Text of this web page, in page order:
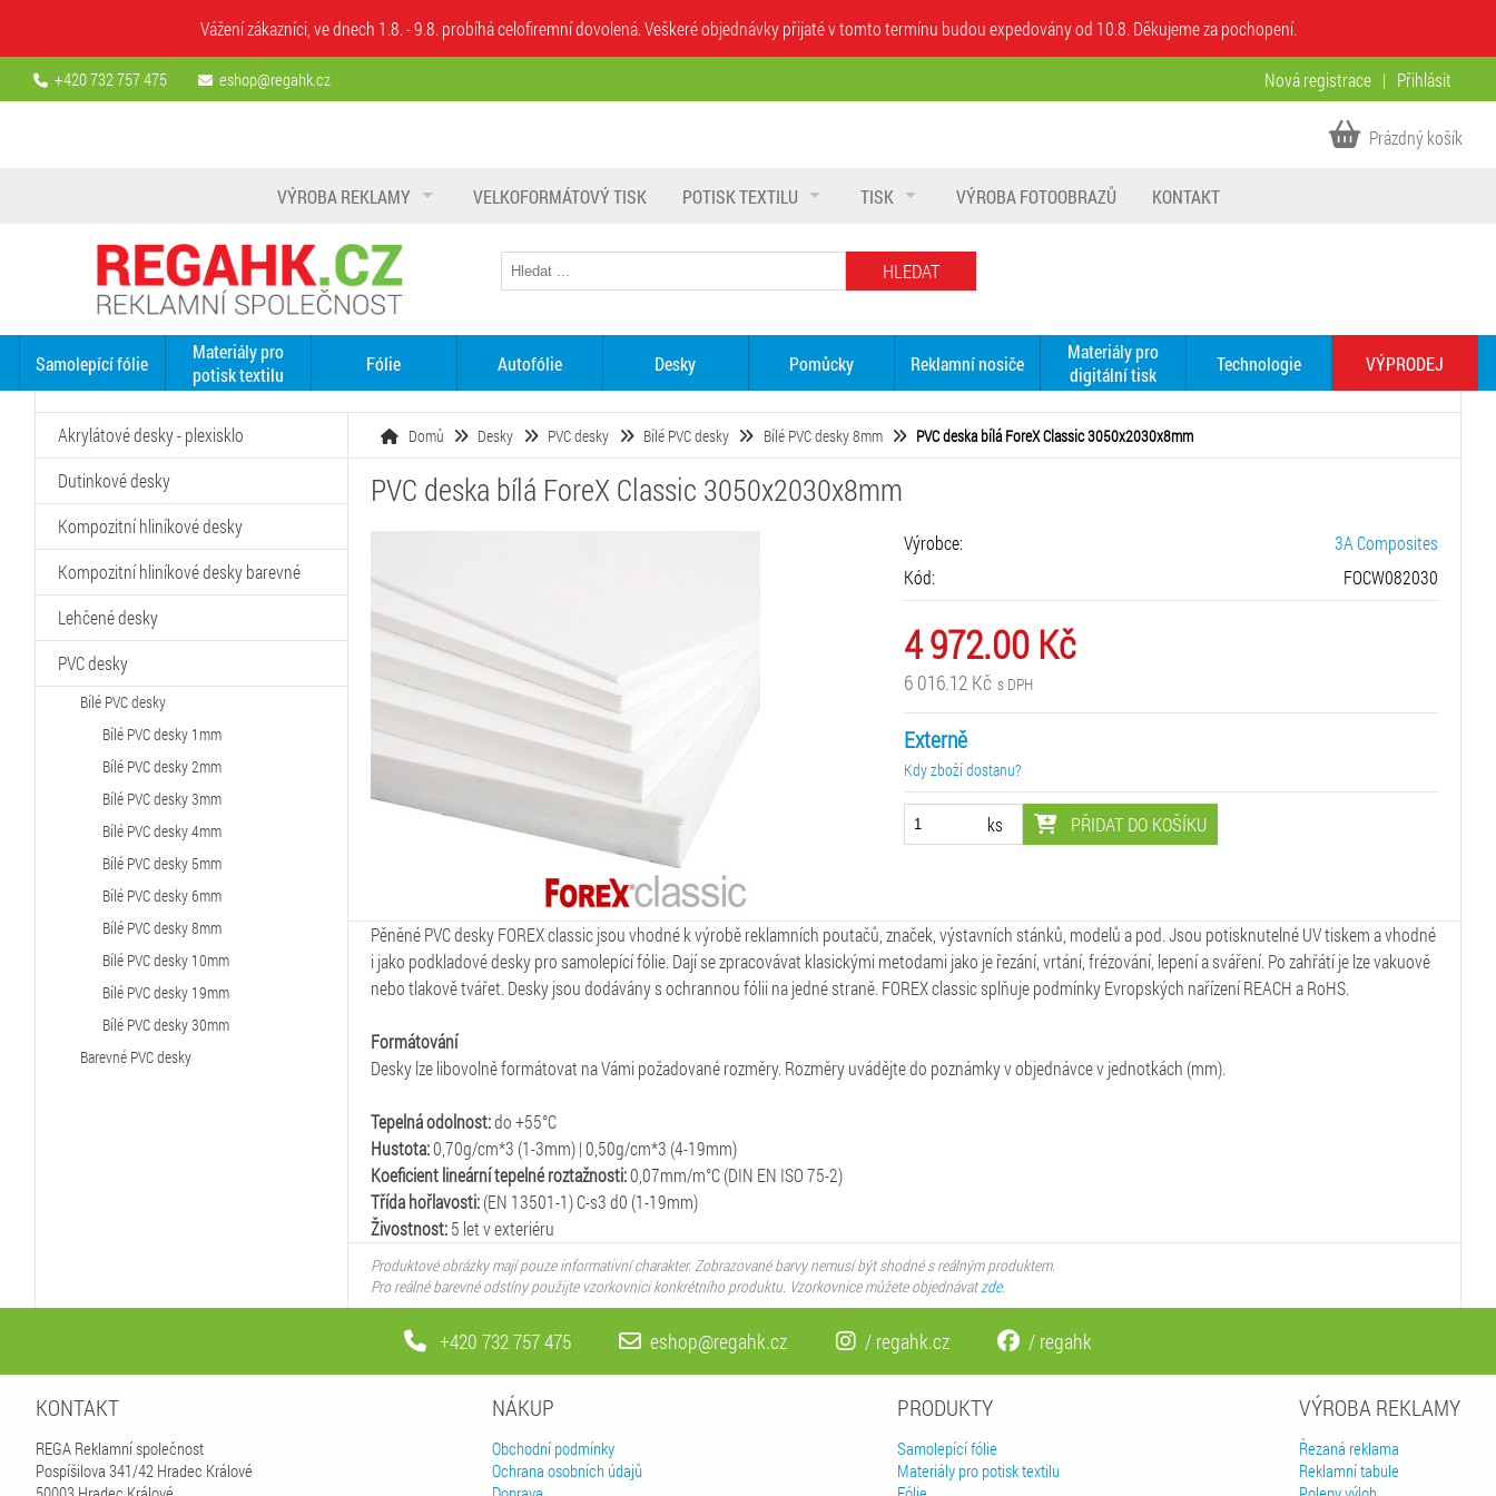
Vážení zákazníci, ve dnech 1.8. - 9.8. probíhá celofiremní dovolená. Veškeré objednávky přijaté v tomto termínu budou expedovány od 10.8. Děkujeme za pochopení.
+420 732 757 475 eshop@regahk.cz Nová registrace | Přihlásit
Prázdný košík
VÝROBA REKLAMY VELKOFORMÁTOVÝ TISK POTISK TEXTILU TISK VÝROBA FOTOOBRAZŮ KONTAKT
HLEDAT
Samolepící fólie
Materiály pro
potisk textilu
Fólie Autofólie Desky Pomůcky Reklamní nosiče
Materiály pro
digitální tisk
Technologie VÝPRODEJ
Akrylátové desky - plexisklo
Dutinkové desky
Kompozitní hliníkové desky
Kompozitní hliníkové desky barevné
Lehčené desky
PVC desky
Bílé PVC desky
Bílé PVC desky 1mm
Bílé PVC desky 2mm
Bílé PVC desky 3mm
Bílé PVC desky 4mm
Bílé PVC desky 5mm
Bílé PVC desky 6mm
Bílé PVC desky 8mm
Bílé PVC desky 10mm
Bílé PVC desky 19mm
Bílé PVC desky 30mm
Barevné PVC desky
Domů Desky PVC desky Bílé PVC desky Bílé PVC desky 8mm PVC deska bílá ForeX Classic 3050x2030x8mm
PVC deska bílá ForeX Classic 3050x2030x8mm
Výrobce:
3A Composites
Kód:
FOCW082030
4 972.00 Kč
6 016.12 Kč s DPH
Externě
Kdy zboží dostanu?
ks PŘIDAT DO KOŠÍKU
Pěněné PVC desky FOREX classic jsou vhodné k výrobě reklamních poutačů, značek, výstavních stánků, modelů a pod. Jsou potisknutelné UV tiskem a vhodné
i jako podkladové desky pro samolepící fólie. Dají se zpracovávat klasickými metodami jako je řezání, vrtání, frézování, lepení a sváření. Po zahřátí je lze vakuově
nebo tlakově tvářet. Desky jsou dodávány s ochrannou fólii na jedné straně. FOREX classic splňuje podmínky Evropských nařízení REACH a RoHS.
Formátování
Desky lze libovolně formátovat na Vámi požadované rozměry. Rozměry uvádějte do poznámky v objednávce v jednotkách (mm).
Tepelná odolnost:do +55°C
Hustota:0,70g/cm*3 (1-3mm) | 0,50g/cm*3 (4-19mm)
Koeficient lineární tepelné roztažnosti:0,07mm/m°C (DIN EN ISO 75-2)
Třída hořlavosti:(EN 13501-1) C-s3 d0 (1-19mm)
Živostnost:5 let v exteriéru
Produktové obrázky mají pouze informativní charakter. Zobrazované barvy nemusí být shodné s reálným produktem.
Pro reálné barevné odstíny použijte vzorkovnici konkrétního produktu. Vzorkovnice můžete objednávatzde.
+420 732 757 475 eshop@regahk.cz / regahk.cz / regahk
KONTAKT
REGA Reklamní společnost
Pospíšilova 341/42 Hradec Králové
NÁKUP
Obchodní podmínky
Ochrana osobních údajů
PRODUKTY
Samolepící fólie
Materiály pro potisk textilu
VÝROBA REKLAMY
Řezaná reklama
Reklamní tabule